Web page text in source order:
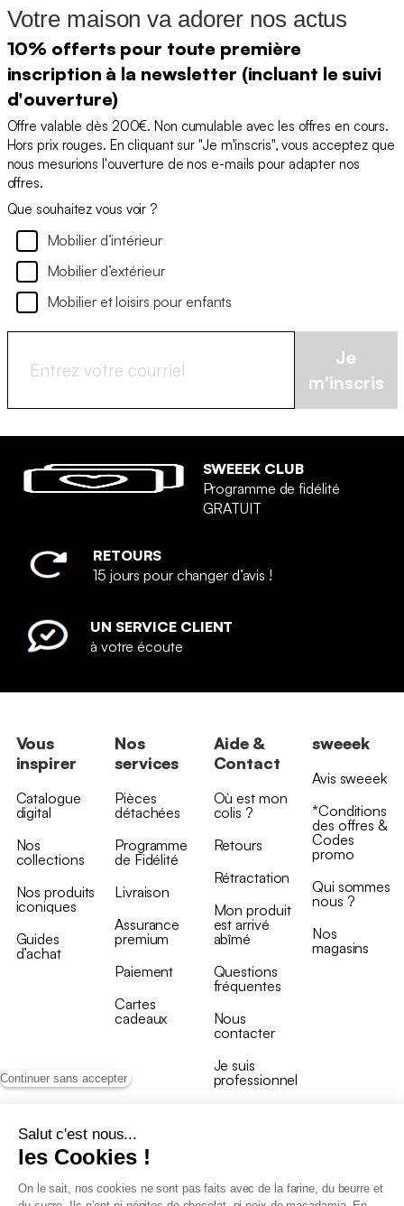
Continuer sans accepter
Salut c'est nous...
les Cookies !
On le sait, nos cookies ne sont pas faits avec de la farine, du beurre et
Votre maison va adorer nos actus
10% offerts pour toute première
inscription à la newsletter (incluant le suivi
d'ouverture)
Offre valable dès 200€. Non cumulable avec les offres en cours.
Hors prix rouges. En cliquant sur "Je m'inscris", vous acceptez que
nous mesurions l'ouverture de nos e-mails pour adapter nos
offres.
Que souhaitez vous voir ?
Mobilier d’intérieur
Mobilier d’extérieur
Mobilier et loisirs pour enfants
Je
m'inscris
SWEEEK CLUB
Programme de fidélité
GRATUIT
RETOURS
15 jours pour changer d’avis !
UN SERVICE CLIENT
à votre écoute
Vous
inspirer
Catalogue
digital
Nos
collections
Nos produits
iconiques
Guides
d’achat
Nos
services
Pièces
détachées
Programme
de Fidélité
Livraison
Assurance
premium
Paiement
Cartes
cadeaux
Aide &
Contact
Où est mon
colis ?
Retours
Rétractation
Mon produit
est arrivé
abîmé
Questions
fréquentes
Nous
contacter
Je suis
professionnel
sweeek
Avis sweeek
*Conditions
des offres &
Codes
promo
Qui sommes
nous ?
Nos
magasins
Conditions générales de vente